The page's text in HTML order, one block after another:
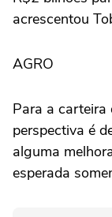
acrescentou
AGRO
Para a carteira
perspectiva é
alguma
esperada